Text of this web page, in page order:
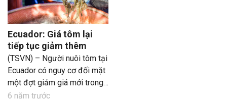
Ecuador: Giá tôm lại
tiếp tục giảm thêm
(TSVN) – Người nuôi tôm tại
Ecuador có nguy cơ đối mặt
một đợt giảm giá mới trong
vài tuần tới sau 10 ngày giá
6 năm trước